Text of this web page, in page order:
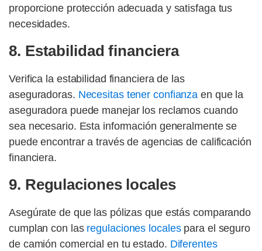
proporcione protección adecuada y satisfaga tus
necesidades.
8. Estabilidad financiera
Verifica la estabilidad financiera de las
aseguradoras. Necesitas tener confianza en que la
aseguradora puede manejar los reclamos cuando
sea necesario. Esta información generalmente se
puede encontrar a través de agencias de calificación
financiera.
9. Regulaciones locales
Asegúrate de que las pólizas que estás comparando
cumplan con las regulaciones localespara el seguro
de camión comercial en tu estado. Diferentes